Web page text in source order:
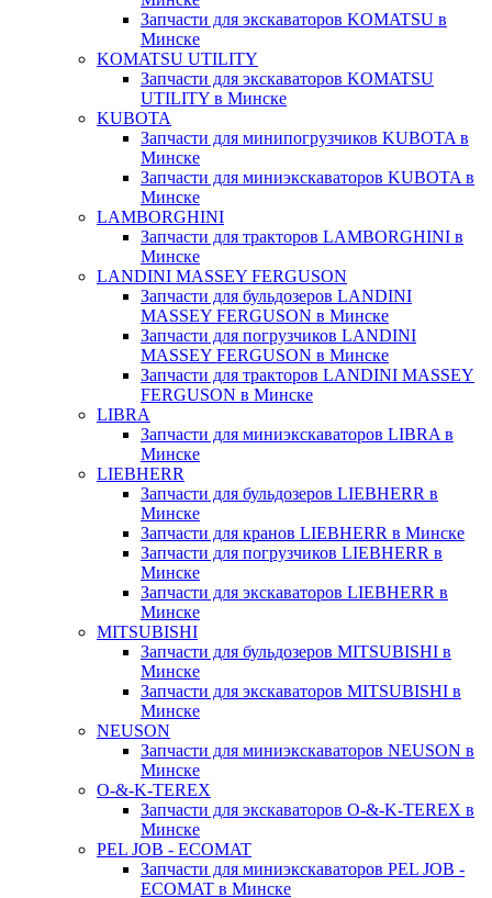
Запчасти для экскаваторов KOMATSU в
Минске
KOMATSU UTILITY
Запчасти для экскаваторов KOMATSU
UTILITY в Минске
KUBOTA
Запчасти для минипогрузчиков KUBOTA в
Минске
Запчасти для миниэкскаваторов KUBOTA в
Минске
LAMBORGHINI
Запчасти для тракторов LAMBORGHINI в
Минске
LANDINI MASSEY FERGUSON
Запчасти для бульдозеров LANDINI
MASSEY FERGUSON в Минске
Запчасти для погрузчиков LANDINI
MASSEY FERGUSON в Минске
Запчасти для тракторов LANDINI MASSEY
FERGUSON в Минске
LIBRA
Запчасти для миниэкскаваторов LIBRA в
Минске
LIEBHERR
Запчасти для бульдозеров LIEBHERR в
Минске
Запчасти для кранов LIEBHERR в Минске
Запчасти для погрузчиков LIEBHERR в
Минске
Запчасти для экскаваторов LIEBHERR в
Минске
MITSUBISHI
Запчасти для бульдозеров MITSUBISHI в
Минске
Запчасти для экскаваторов MITSUBISHI в
Минске
NEUSON
Запчасти для миниэкскаваторов NEUSON в
Минске
O-&-K-TEREX
Запчасти для экскаваторов O-&-K-TEREX в
Минске
PEL JOB - ECOMAT
Запчасти для миниэкскаваторов PEL JOB -
ECOMAT в Минске